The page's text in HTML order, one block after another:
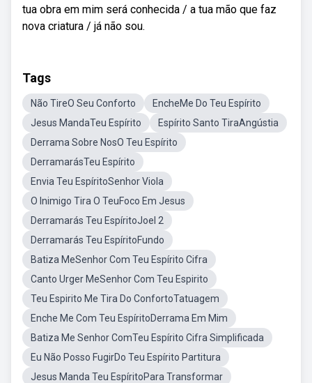
tua obra em mim será conhecida / a tua mão que faz
nova criatura / já não sou.
Tags
Não TireO Seu Conforto
EncheMe Do Teu Espírito
Jesus MandaTeu Espírito
Espírito Santo TiraAngústia
Derrama Sobre NosO Teu Espírito
DerramarásTeu Espírito
Envia Teu EspíritoSenhor Viola
O Inimigo Tira O TeuFoco Em Jesus
Derramarás Teu EspíritoJoel 2
Derramarás Teu EspíritoFundo
Batiza MeSenhor Com Teu Espírito Cifra
Canto Urger MeSenhor Com Teu Espirito
Teu Espirito Me Tira Do ConfortoTatuagem
Enche Me Com Teu EspíritoDerrama Em Mim
Batiza Me Senhor ComTeu Espírito Cifra Simplificada
Eu Não Posso FugirDo Teu Espírito Partitura
Jesus Manda Teu EspíritoPara Transformar